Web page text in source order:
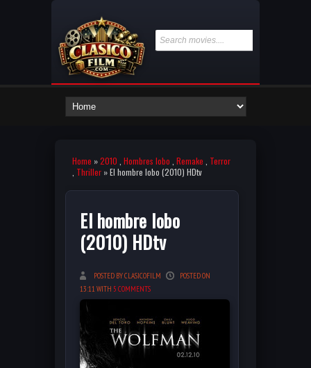
Home »2010 Hombres lobo Remake
Terror
Thriller » El hombre lobo (2010) HDtv
El hombre lobo
(2010) HDtv
POSTED BY CLASICOFILM
POSTED ON
13:11 WITH 5 COMMENTS